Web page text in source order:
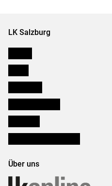
LK Salzburg
Über uns